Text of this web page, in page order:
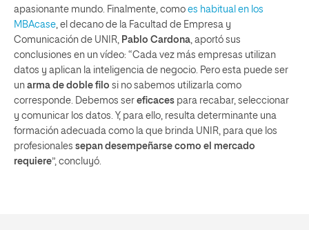
apasionante mundo. Finalmente, como es habitual en los
MBAcase, el decano de la Facultad de Empresa y
Comunicación de UNIR, Pablo Cardona, aportó sus
conclusiones en un vídeo: “Cada vez más empresas utilizan
datos y aplican la inteligencia de negocio. Pero esta puede ser
un arma de doble filo si no sabemos utilizarla como
corresponde. Debemos ser eficaces para recabar, seleccionar
y comunicar los datos. Y, para ello, resulta determinante una
formación adecuada como la que brinda UNIR, para que los
profesionales sepan desempeñarse como el mercado
requiere”, concluyó.